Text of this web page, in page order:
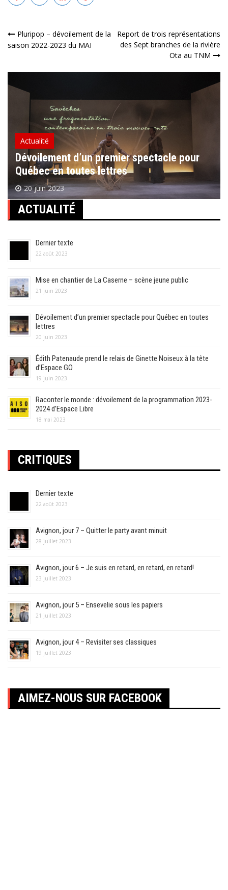
Navigation
l’article
Pluripop – dévoilement de la
saison 2022-2023 du MAI
Report de trois représentations
des Sept branches de la rivière
Ota au TNM
Actualité
Dévoilement d’un premier spectacle pour
Québec en toutes lettres
20 juin 2023
ACTUALITÉ
Dernier texte
22 août 2023
Mise en chantier de La Caserne – scène jeune public
21 juin 2023
Dévoilement d’un premier spectacle pour Québec en toutes
lettres
20 juin 2023
Édith Patenaude prend le relais de Ginette Noiseux à la tête
d’Espace GO
19 juin 2023
Raconter le monde : dévoilement de la programmation 2023-
2024 d’Espace Libre
18 mai 2023
CRITIQUES
Dernier texte
22 août 2023
Avignon, jour 7 – Quitter le party avant minuit
28 juillet 2023
Avignon, jour 6 – Je suis en retard, en retard, en retard!
23 juillet 2023
Avignon, jour 5 – Ensevelie sous les papiers
21 juillet 2023
Avignon, jour 4 – Revisiter ses classiques
19 juillet 2023
AIMEZ-NOUS SUR FACEBOOK